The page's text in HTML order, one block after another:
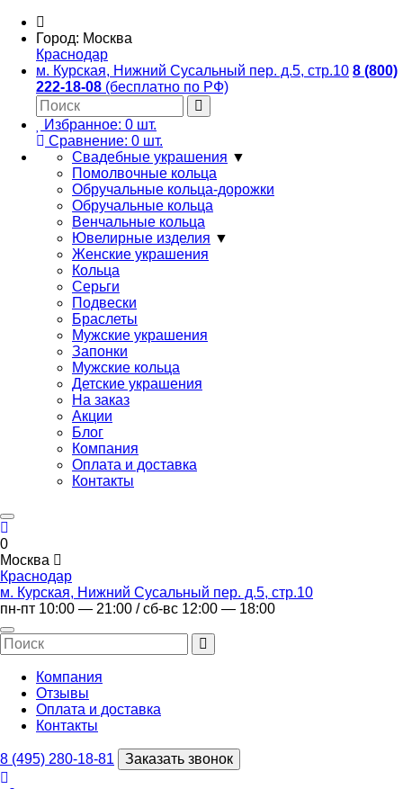
Город: Москва
Краснодар
м. Курская, Нижний Сусальный пер. д.5, стр.10 8 (800)
222-18-08 (бесплатно по РФ)
Избранное: 0 шт.
Сравнение: 0 шт.
Свадебные украшения ▼
Помолвочные кольца
Обручальные кольца-дорожки
Обручальные кольца
Венчальные кольца
Ювелирные изделия ▼
Женские украшения
Кольца
Серьги
Подвески
Браслеты
Мужские украшения
Запонки
Мужские кольца
Детские украшения
На заказ
Акции
Блог
Компания
Оплата и доставка
Контакты
0
Москва
Краснодар
м. Курская, Нижний Сусальный пер. д.5, стр.10
пн-пт 10:00 — 21:00 / сб-вс 12:00 — 18:00
Компания
Отзывы
Оплата и доставка
Контакты
8 (495) 280-18-81 Заказать звонок